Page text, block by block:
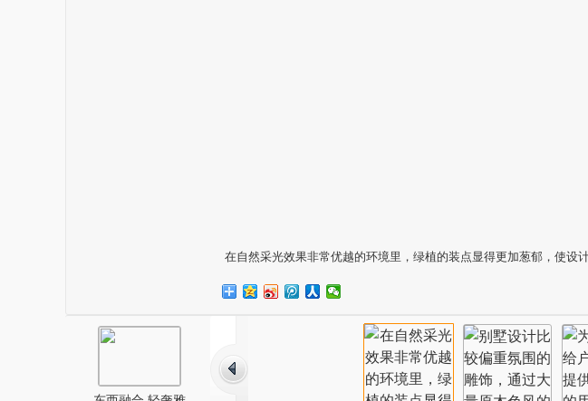
在自然采光效果非常优越的环境里，绿植的装点显得更加葱郁，使设